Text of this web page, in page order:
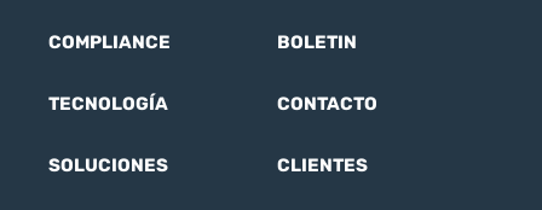
COMPLIANCE
TECNOLOGÍA
SOLUCIONES
BOLETIN
CONTACTO
CLIENTES